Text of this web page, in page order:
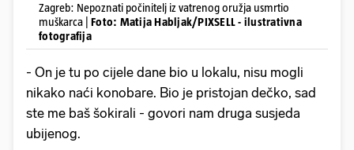
Zagreb: Nepoznati počinitelj iz vatrenog oružja usmrtio
muškarca | Foto: Matija Habljak/PIXSELL - ilustrativna
fotografija
- On je tu po cijele dane bio u lokalu, nisu mogli
nikako naći konobare. Bio je pristojan dečko, sad
ste me baš šokirali - govori nam druga susjeda
ubijenog.